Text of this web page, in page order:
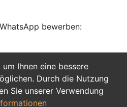
Ihnen eine bessere
Durch die Nutzung
Sie unserer Verwendung
bewerben: